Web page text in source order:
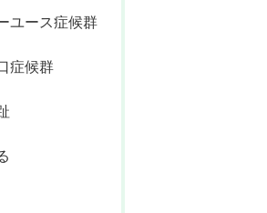
ユース症候群
症候群